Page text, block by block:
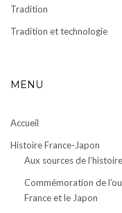
Tradition
Tradition et technologie
MENU
Accueil
Histoire France-Japon
Aux sources de l’histoire
Commémoration de
France et le Japon